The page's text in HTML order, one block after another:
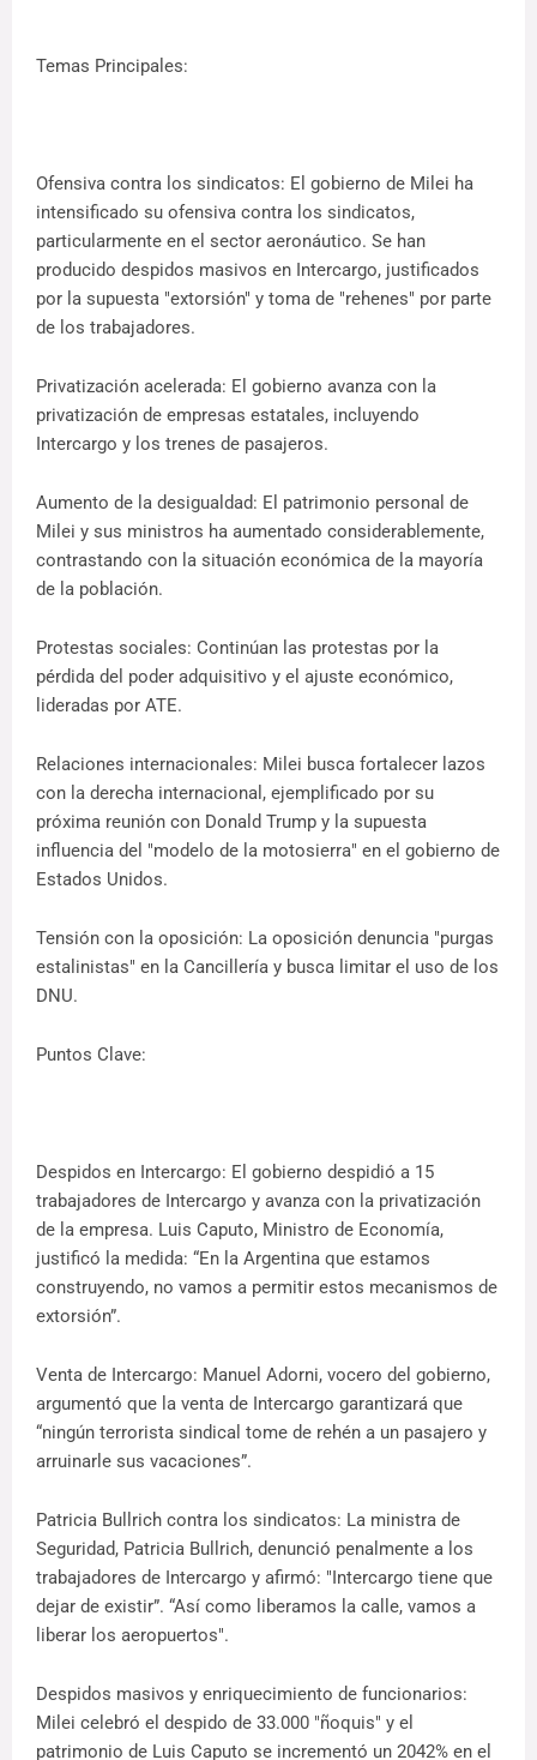
Temas Principales:
Ofensiva contra los sindicatos: El gobierno de Milei ha
intensificado su ofensiva contra los sindicatos,
particularmente en el sector aeronáutico. Se han
producido despidos masivos en Intercargo, justificados
por la supuesta "extorsión" y toma de "rehenes" por parte
de los trabajadores.
Privatización acelerada: El gobierno avanza con la
privatización de empresas estatales, incluyendo
Intercargo y los trenes de pasajeros.
Aumento de la desigualdad: El patrimonio personal de
Milei y sus ministros ha aumentado considerablemente,
contrastando con la situación económica de la mayoría
de la población.
Protestas sociales: Continúan las protestas por la
pérdida del poder adquisitivo y el ajuste económico,
lideradas por ATE.
Relaciones internacionales: Milei busca fortalecer lazos
con la derecha internacional, ejemplificado por su
próxima reunión con Donald Trump y la supuesta
influencia del "modelo de la motosierra" en el gobierno de
Estados Unidos.
Tensión con la oposición: La oposición denuncia "purgas
estalinistas" en la Cancillería y busca limitar el uso de los
DNU.
Puntos Clave:
Despidos en Intercargo: El gobierno despidió a 15
trabajadores de Intercargo y avanza con la privatización
de la empresa. Luis Caputo, Ministro de Economía,
justificó la medida: “En la Argentina que estamos
construyendo, no vamos a permitir estos mecanismos de
extorsión”.
Venta de Intercargo: Manuel Adorni, vocero del gobierno,
argumentó que la venta de Intercargo garantizará que
“ningún terrorista sindical tome de rehén a un pasajero y
arruinarle sus vacaciones”.
Patricia Bullrich contra los sindicatos: La ministra de
Seguridad, Patricia Bullrich, denunció penalmente a los
trabajadores de Intercargo y afirmó: "Intercargo tiene que
dejar de existir”. “Así como liberamos la calle, vamos a
liberar los aeropuertos".
Despidos masivos y enriquecimiento de funcionarios:
Milei celebró el despido de 33.000 "ñoquis" y el
patrimonio de Luis Caputo se incrementó un 2042% en el